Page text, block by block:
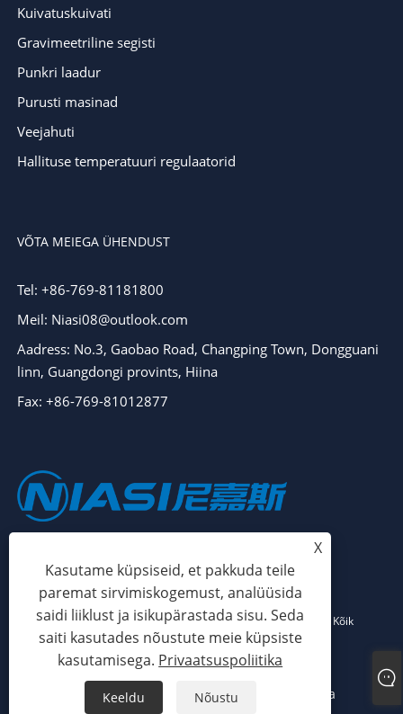
Kuivatuskuivati
Gravimeetriline segisti
Punkri laadur
Purusti masinad
Veejahuti
Hallituse temperatuuri regulaatorid
VÕTA MEIEGA ÜHENDUST
Tel: +86-769-81181800
Meil: Niasi08@outlook.com
Aadress: No.3, Gaobao Road, Changping Town, Dongguani
linn, Guangdongi provints, Hiina
Fax: +86-769-81012877
Autoriõigus © 2024 Dongguan Niasi Plastic Machinery Co., Ltd. Kõik
õigused kaitstud.
Sitemap RSS XML Privaatsuspoliitika
X
Kasutame küpsiseid, et pakkuda teile
paremat sirvimiskogemust, analüüsida
saidi liiklust ja isikupärastada sisu. Seda
saiti kasutades nõustute meie küpsiste
kasutamisega. Privaatsuspoliitika
Keeldu Nõustu